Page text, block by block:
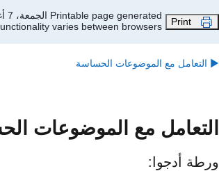
Print
Printable page generated الجمعة، 7 أغسطس 2026، 7:07 AM
varies between browsers.
▶︎ التعامل مع الموضوعات الحساسة
التعامل مع الموضوعات
ورطة أدجوا: